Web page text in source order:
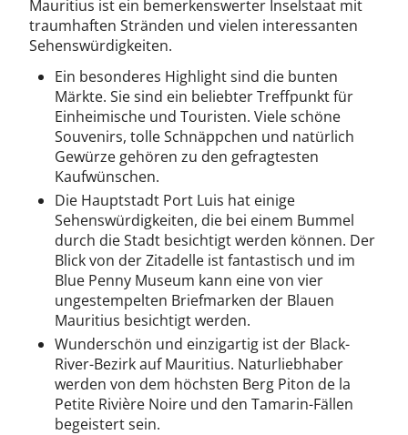
Mauritius ist ein bemerkenswerter Inselstaat mit
traumhaften Stränden und vielen interessanten
Sehenswürdigkeiten.
Ein besonderes Highlight sind die bunten
Märkte. Sie sind ein beliebter Treffpunkt für
Einheimische und Touristen. Viele schöne
Souvenirs, tolle Schnäppchen und natürlich
Gewürze gehören zu den gefragtesten
Kaufwünschen.
Die Hauptstadt Port Luis hat einige
Sehenswürdigkeiten, die bei einem Bummel
durch die Stadt besichtigt werden können. Der
Blick von der Zitadelle ist fantastisch und im
Blue Penny Museum kann eine von vier
ungestempelten Briefmarken der Blauen
Mauritius besichtigt werden.
Wunderschön und einzigartig ist der Black-
River-Bezirk auf Mauritius. Naturliebhaber
werden von dem höchsten Berg Piton de la
Petite Rivière Noire und den Tamarin-Fällen
begeistert sein.